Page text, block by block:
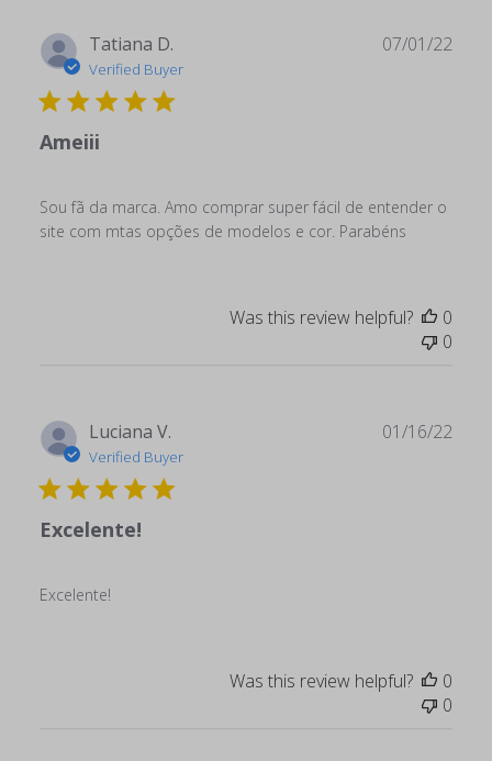
Tatiana D.
Verified Buyer
Ameiii
Sou fã da marca. Amo comprar super fácil de entender o
site com mtas opções de modelos e cor. Parabéns
07/01/22
Was this review helpful?
0
0
Luciana V.
Verified Buyer
Excelente!
Excelente!
01/16/22
Was this review helpful?
0
0